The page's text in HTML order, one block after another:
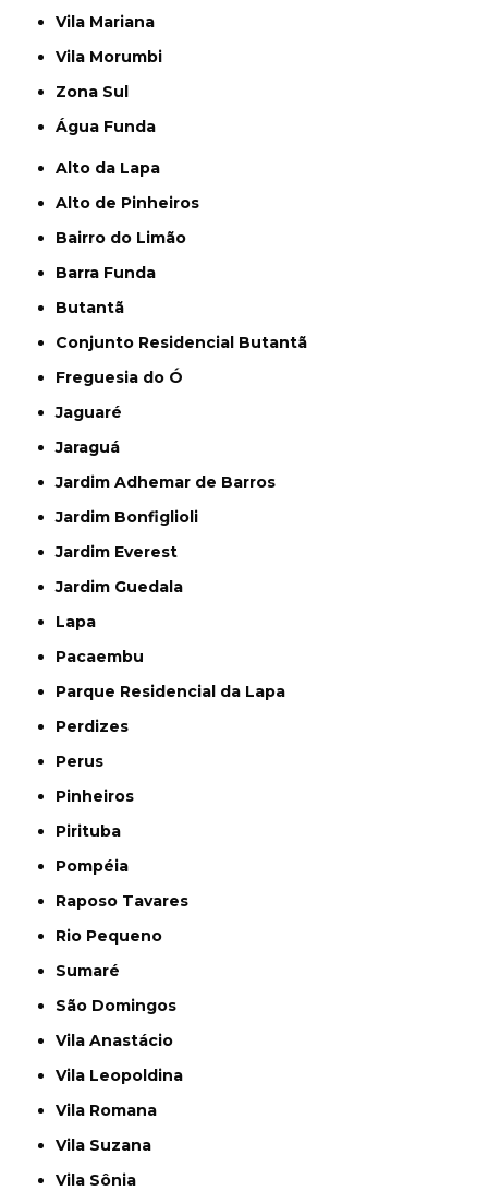
Vila Mariana
Vila Morumbi
Zona Sul
Água Funda
Alto da Lapa
Alto de Pinheiros
Bairro do Limão
Barra Funda
Butantã
Conjunto Residencial Butantã
Freguesia do Ó
Jaguaré
Jaraguá
Jardim Adhemar de Barros
Jardim Bonfiglioli
Jardim Everest
Jardim Guedala
Lapa
Pacaembu
Parque Residencial da Lapa
Perdizes
Perus
Pinheiros
Pirituba
Pompéia
Raposo Tavares
Rio Pequeno
Sumaré
São Domingos
Vila Anastácio
Vila Leopoldina
Vila Romana
Vila Suzana
Vila Sônia